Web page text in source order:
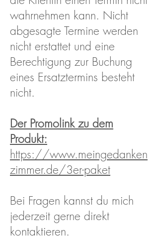
wahrnehmen kann. Nicht
abgesagte Termine werden
nicht erstattet und eine
Berechtigung zur Buchung
eines Ersatztermins besteht
nicht.
Der Promolink zu dem
Produkt:
https://www.meingedanken
zimmer.de/3er-paket
Bei Fragen kannst du mich
jederzeit gerne direkt
kontaktieren.